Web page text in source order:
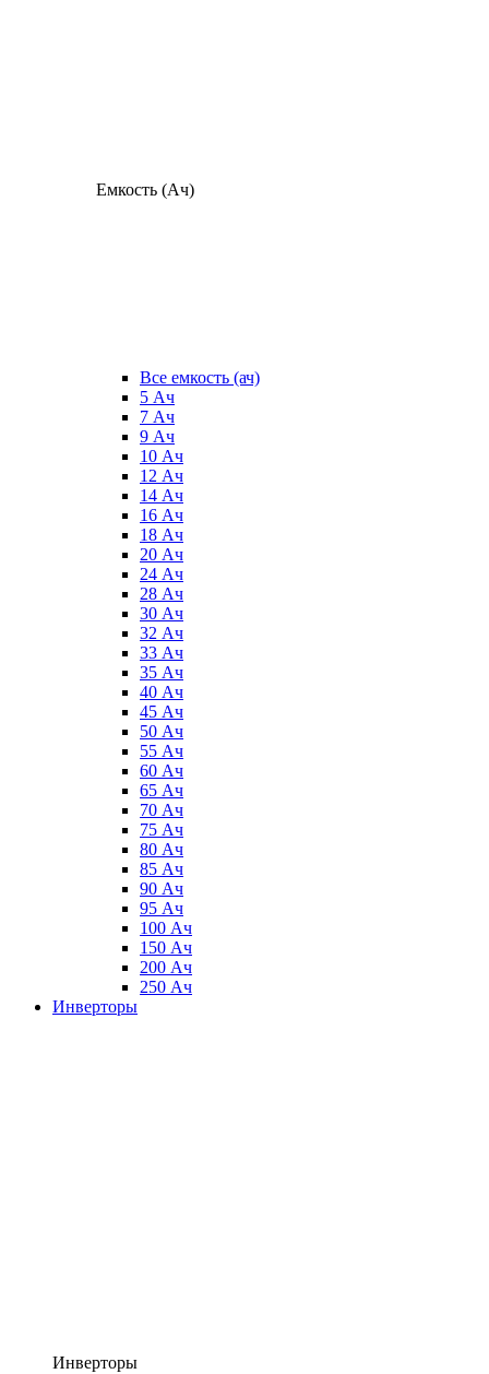
Емкость (Ач)
Все емкость (ач)
5 Ач
7 Ач
9 Ач
10 Ач
12 Ач
14 Ач
16 Ач
18 Ач
20 Ач
24 Ач
28 Ач
30 Ач
32 Ач
33 Ач
35 Ач
40 Ач
45 Ач
50 Ач
55 Ач
60 Ач
65 Ач
70 Ач
75 Ач
80 Ач
85 Ач
90 Ач
95 Ач
100 Ач
150 Ач
200 Ач
250 Ач
Инверторы
Инверторы